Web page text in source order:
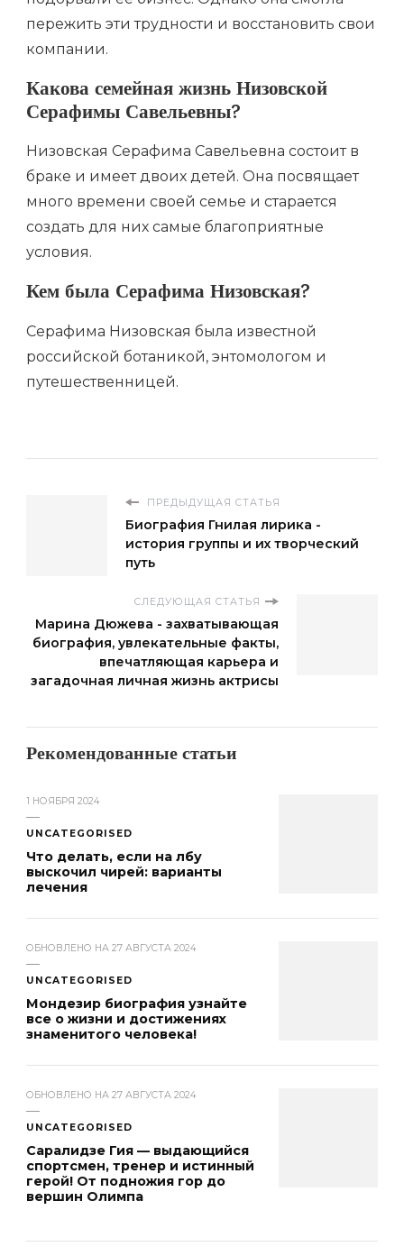
пережить эти трудности и восстановить свои
компании.
Какова семейная жизнь Низовской
Серафимы Савельевны?
Низовская Серафима Савельевна состоит в
браке и имеет двоих детей. Она посвящает
много времени своей семье и старается
создать для них самые благоприятные
условия.
Кем была Серафима Низовская?
Серафима Низовская была известной
российской ботаникой, энтомологом и
путешественницей.
ПРЕДЫДУЩАЯ СТАТЬЯ
Биография Гнилая лирика -
история группы и их творческий
путь
СЛЕДУЮЩАЯ СТАТЬЯ
Марина Дюжева - захватывающая
биография, увлекательные факты,
впечатляющая карьера и
загадочная личная жизнь актрисы
Рекомендованные статьи
1 НОЯБРЯ 2024
UNCATEGORISED
Что делать, если на лбу
выскочил чирей: варианты
лечения
ОБНОВЛЕНО НА 27 АВГУСТА 2024
UNCATEGORISED
Мондезир биография узнайте
все о жизни и достижениях
знаменитого человека!
ОБНОВЛЕНО НА 27 АВГУСТА 2024
UNCATEGORISED
Саралидзе Гия — выдающийся
спортсмен, тренер и истинный
герой! От подножия гор до
вершин Олимпа